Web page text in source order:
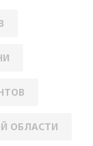
ОБЛАСТИ